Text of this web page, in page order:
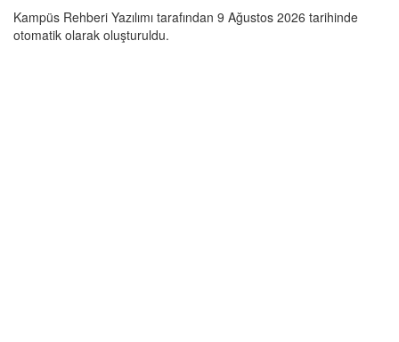
Kampüs Rehberi Yazılımı tarafından 9 Ağustos 2026 tarihinde
otomatik olarak oluşturuldu.